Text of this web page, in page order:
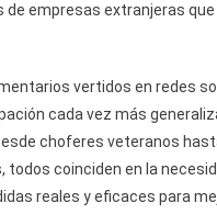
de empresas extranjeras que
vertidos en redes
cada vez más
choferes veteranos
todos coinciden en la
reales y eficaces para